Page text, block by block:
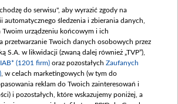
zgłoszeń wewnętrznych
do serwisu", aby wyrazić zgody na
automatycznego śledzenia i zbierania danych,
urządzeniu końcowym i ich
przetwarzanie Twoich danych osobowych przez
S.A. w likwidacji (zwaną dalej również „TVP”),
(1201 firm) oraz pozostałych Zaufanych
, w celach marketingowych (w tym do
reklam do Twoich zainteresowań i
i pozostałych, które wskazujemy poniżej, a